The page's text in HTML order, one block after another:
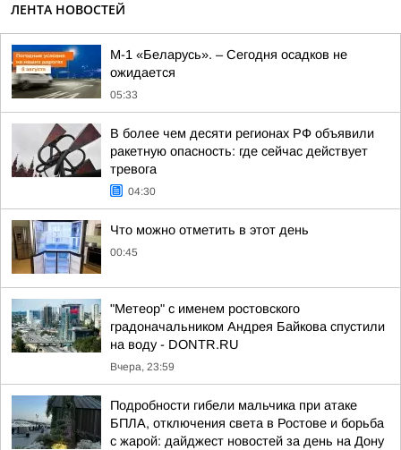
ЛЕНТА НОВОСТЕЙ
М-1 «Беларусь». – Сегодня осадков не
ожидается
05:33
В более чем десяти регионах РФ объявили
ракетную опасность: где сейчас действует
тревога
04:30
Что можно отметить в этот день
00:45
"Метеор" с именем ростовского
градоначальником Андрея Байкова спустили
на воду - DONTR.RU
Вчера, 23:59
Подробности гибели мальчика при атаке
БПЛА, отключения света в Ростове и борьба
с жарой: дайджест новостей за день на Дону